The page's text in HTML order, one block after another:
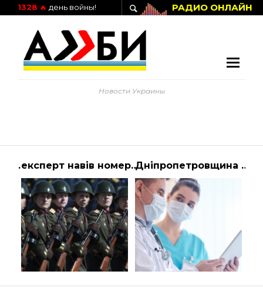
РАДИО ОНЛАЙН
1328 🔥 день войны!
Новости Украины
Інтервʼю Президента України Володимира Зеленського світовим суспільним мовникам … | Президент Украины експерт навів номер – новини 1+1 Дніпропетровщина працевлаштувала найбільше внутрішньо переміщених медиків